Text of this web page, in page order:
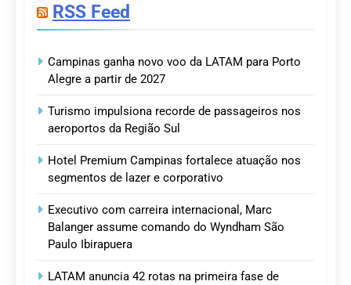
RSS Feed
Campinas ganha novo voo da LATAM para Porto
Alegre a partir de 2027
Turismo impulsiona recorde de passageiros nos
aeroportos da Região Sul
Hotel Premium Campinas fortalece atuação nos
segmentos de lazer e corporativo
Executivo com carreira internacional, Marc
Balanger assume comando do Wyndham São
Paulo Ibirapuera
LATAM anuncia 42 rotas na primeira fase de